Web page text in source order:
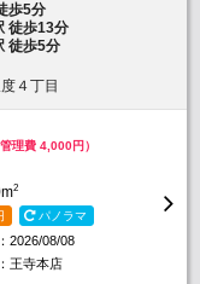
歩5分
徒歩13分
徒歩5分
４丁目
管理費 4,000円）
2
パノラマ
2026/08/08
王寺本店